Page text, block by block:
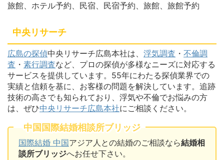
旅館、ホテル予約、民宿、民宿予約、旅館、旅館予約
中央リサーチ
広島の探偵中央リサーチ広島本社は、 浮気調査 ・ 不倫調
査 ・ 素行調査など、プロの探偵が多様なニーズに対応する
サービスを提供しています。55年にわたる探偵業界での
実績と信頼を基に、お客様の問題を解決しています。追跡
技術の高さでも知られており、浮気や不倫でお悩みの方
は、ぜひ中央リサーチ広島本社にご相談ください。
中国国際結婚相談所ブリッジ
国際結婚 中国アジア人との結婚のご相談なら結婚相
談所ブリッジへお任せ下さい。